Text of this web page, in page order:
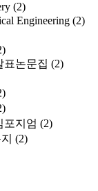
(2)
Engineering (2)
표논문집 (2)
포지엄 (2)
(2)